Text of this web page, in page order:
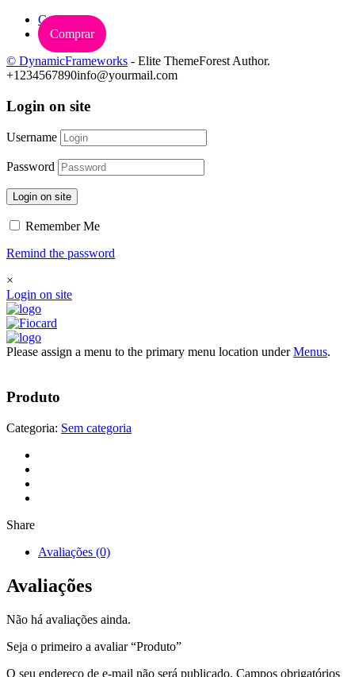
Carrinho
Comprar
© DynamicFrameworks - Elite ThemeForest Author.
+1234567890info@yourmail.com
Login on site
Username
Password
Login on site
Remember Me
Remind the password
×
Login on site
Please assign a menu to the primary menu location underMenus.
Produto
Categoria: Sem categoria
Share
Avaliações (0)
Avaliações
Não há avaliações ainda.
Seja o primeiro a avaliar “Produto”
O seu endereço de e-mail não será publicado. Campos obrigatórios